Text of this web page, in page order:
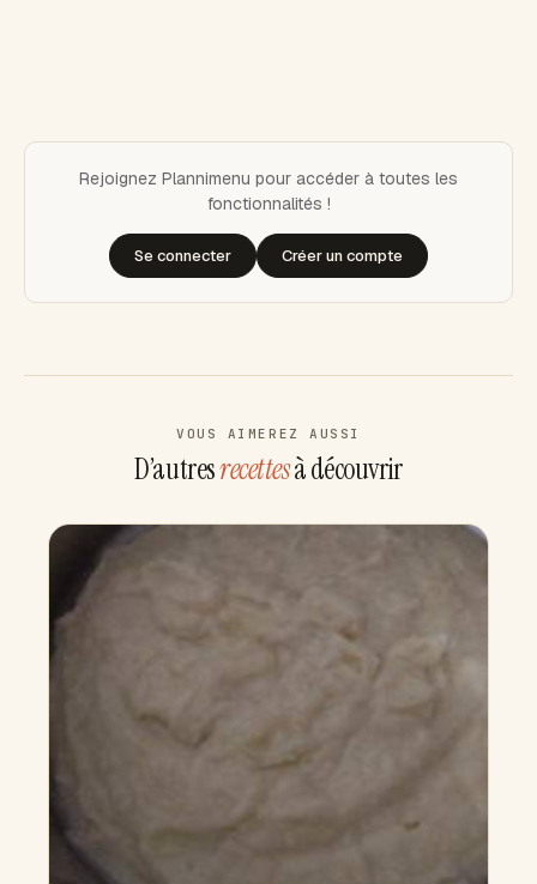
Rejoignez Plannimenu pour accéder à toutes les
fonctionnalités !
Se connecter Créer un compte
VOUS AIMEREZ AUSSI
D’autresrecettesà découvrir